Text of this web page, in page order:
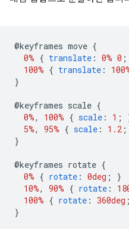
@keyframes move {
0% { translate : 0% 0 ;
100% { translate :
}
@keyframes scale {
0%, 100% { scale : 1 ;
5%, 95% { scale : 1.2 ;
}
@keyframes rotate {
0% { rotate : 0deg ;
}
10%, 90% { rotate :
100% { rotate : 360deg ;
}